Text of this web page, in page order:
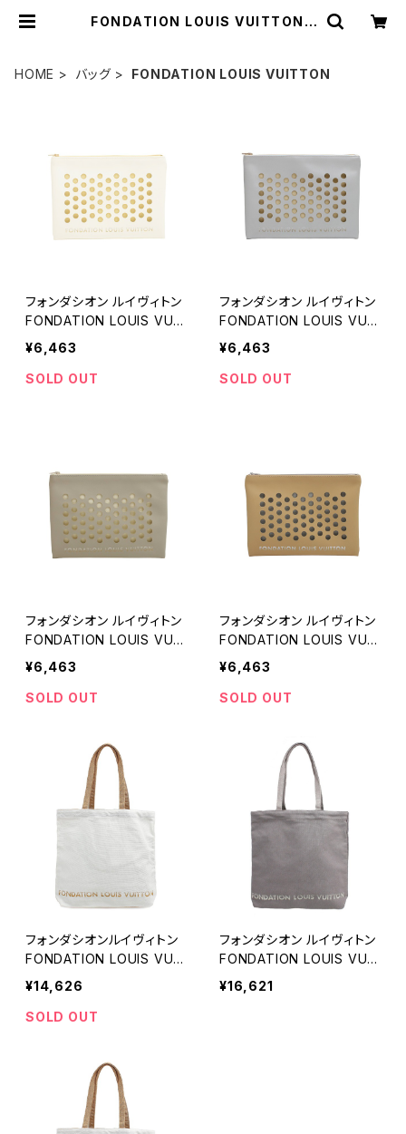
FONDATION LOUIS VUITTON |
HOME バッグ FONDATION LOUIS VUITTON
フォンダシオン ルイヴィトン
FONDATION LOUIS VUIT
TON Fondation Louis Vu
itton Clutch ポーチ クラッ
チバッグ 小物入れ LV-FDT
¥6,463
SOLD OUT
フォンダシオン ルイヴィトン
FONDATION LOUIS VUIT
TON Fondation Louis Vu
itton Clutch ポーチ クラッ
チバッグ 小物入れ LV-FDT
¥6,463
SOLD OUT
フォンダシオン ルイヴィトン
FONDATION LOUIS VUIT
TON Fondation Louis Vu
itton Clutch ポーチ クラッ
チバッグ 小物入れ LV-FDT
¥6,463
SOLD OUT
フォンダシオン ルイヴィトン
FONDATION LOUIS VUIT
TON Fondation Louis Vu
itton Clutch ポーチ クラッ
チバッグ 小物入れ LV-FDT
¥6,463
SOLD OUT
フォンダシオンルイヴィトン
FONDATION LOUIS VUIT
TON ルイヴィトン美術館限
定モデル トートバッグ LV-F
DT-BE (200000000057
¥14,626
SOLD OUT
フォンダシオン ルイヴィトン
FONDATION LOUIS VUIT
TON ルイヴィトン美術館限
定モデル トートバッグ LV-F
¥16,621